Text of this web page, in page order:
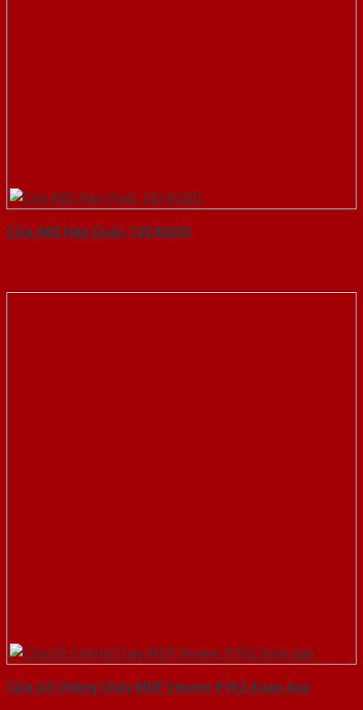
Cửa ABS Hàn Quốc 120 K0201
Cửa Gỗ Chống Cháy MDF Veneer P1R2 Xoan dao